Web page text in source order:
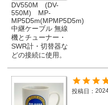
DV550M (DV-
550M) MP-
MP5D5m(MPMP5D5m)
中継ケーブル 無線
機とチューナー・
SWR計・切替器な
どの接続に使用。
投稿日